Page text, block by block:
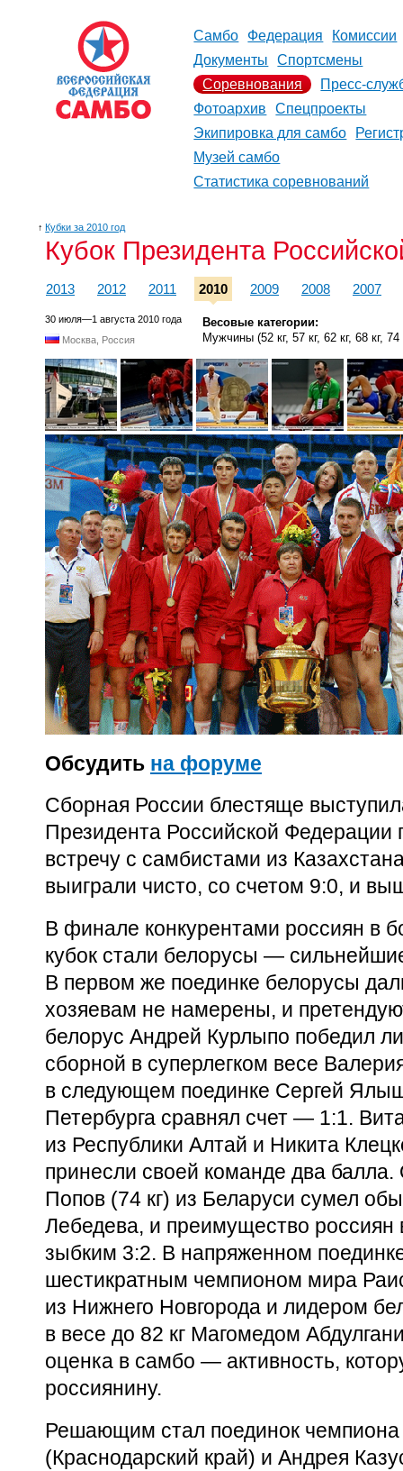
Самбо Федерация
Комиссии
Документы
Спортсмены
Соревнования
Пресс-
Фотоархив
Спецпроекты
Экипировка для самбо
Музей самбо
Статистика соревнований
↑ Кубки за 2010 год
Кубок Президента
2013 2012 2011 2010 2009 2008 2007
30 июля—1 августа 2010 года
Москва, Россия
Весовые категории:
Мужчины (52 кг, 57 кг, 62 кг, 68 кг, 74
Обсудить на форуме
Cборная России блестяще
Президента Российской
встречу с самбистами из
выиграли чисто, со счетом 9:0, и
В финале конкурентами россиян в
кубок стали белорусы —
В первом же поединке белорусы
хозяевам не намерены, и
белорус Андрей Курлыпо победил
сборной в суперлегком весе
в следующем поединке Сергей
Петербурга сравнял счет — 1:1.
из Республики Алтай и Никита
принесли своей команде два
Попов (74 кг) из Беларуси сумел
Лебедева, и преимущество россиян
зыбким 3:2. В напряженном
шестикратным чемпионом мира
из Нижнего Новгорода и лидером
в весе до 82 кг Магомедом
оценка в самбо — активность,
россиянину.
Решающим стал поединок чемпиона
(Краснодарский край) и Андрея